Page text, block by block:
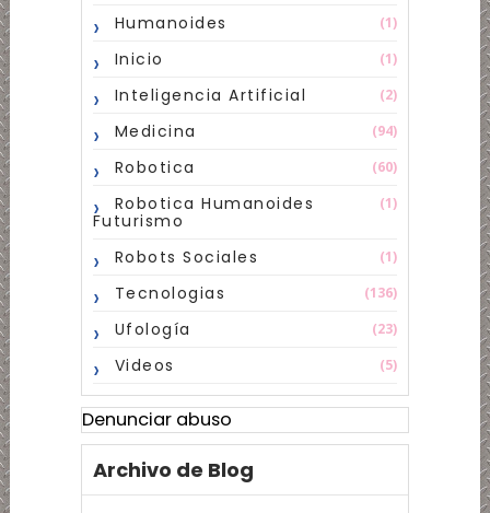
Humanoides (1)
Inicio (1)
Inteligencia Artificial (2)
Medicina (94)
Robotica (60)
Robotica Humanoides
Futurismo
(1)
Robots Sociales (1)
Tecnologias (136)
Ufología (23)
Videos (5)
Denunciar abuso
Archivo de Blog